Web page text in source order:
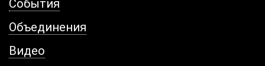
События
Объединения
Видео